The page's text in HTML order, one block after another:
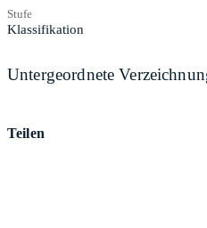
Stufe
Klassifikation
Untergeordnete
Teilen